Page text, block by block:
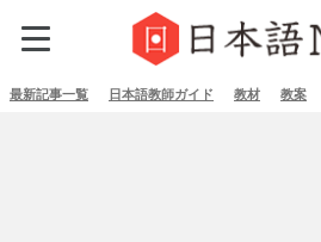
最新記事一覧 日本語教師ガイド 教材 教案